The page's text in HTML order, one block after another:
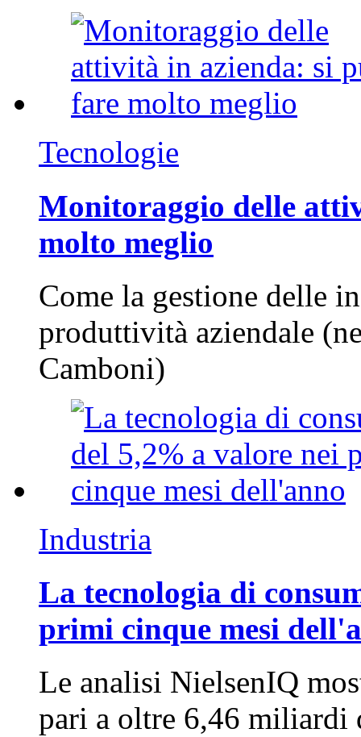
Tecnologie
Monitoraggio delle
molto meglio
Come la gestione delle
produttività aziendale
Camboni)
Industria
La tecnologia di
primi cinque mesi
Le analisi NielsenIQ
pari a oltre 6,46